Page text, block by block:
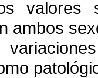
ambos